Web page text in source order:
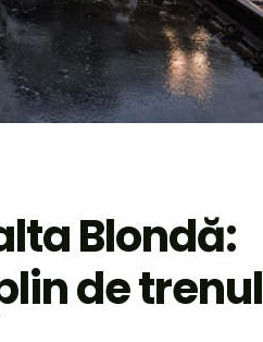
Blondă:
de trenul